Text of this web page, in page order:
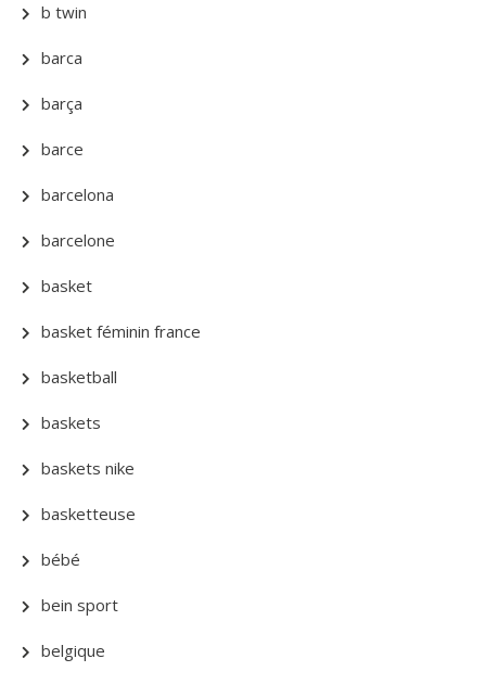
b twin
barca
barça
barce
barcelona
barcelone
basket
basket féminin france
basketball
baskets
baskets nike
basketteuse
bébé
bein sport
belgique